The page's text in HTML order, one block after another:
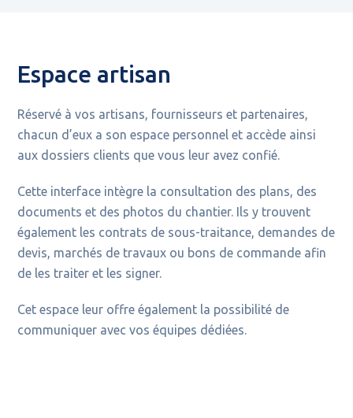
Espace artisan
Réservé à vos artisans, fournisseurs et partenaires,
chacun d’eux a son espace personnel et accède ainsi
aux dossiers clients que vous leur avez confié.
Cette interface intègre la consultation des plans, des
documents et des photos du chantier. Ils y trouvent
également les contrats de sous-traitance, demandes de
devis, marchés de travaux ou bons de commande afin
de les traiter et les signer.
Cet espace leur offre également la possibilité de
communiquer avec vos équipes dédiées.